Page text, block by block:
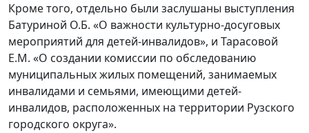
Кроме того, отдельно были заслушаны выступления
Батуриной О.Б. «О важности культурно-досуговых
мероприятий для детей-инвалидов», и Тарасовой
Е.М. «О создании комиссии по обследованию
муниципальных жилых помещений, занимаемых
инвалидами и семьями, имеющими детей-
инвалидов, расположенных на территории Рузского
городского округа».